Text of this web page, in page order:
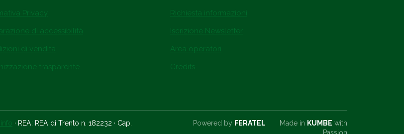
Privacy
di accessibilità
di vendita
trasparente
Richiesta informazioni
Iscrizione Newsletter
Area operatori
Credits
· REA: REA di Trento n. 182232 · Cap.
Powered by FERATEL Made in KUMBE with